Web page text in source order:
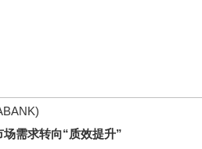
需求转向“质效提升”